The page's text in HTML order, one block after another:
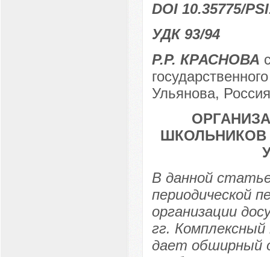
DOI 10.35775/
УДК 93/94
Р.Р. КРАСНОВА
Ульянова,
ШКОЛЬНИКОВ
В данной
периодической
организации
гг. Комплексный
дает обширный